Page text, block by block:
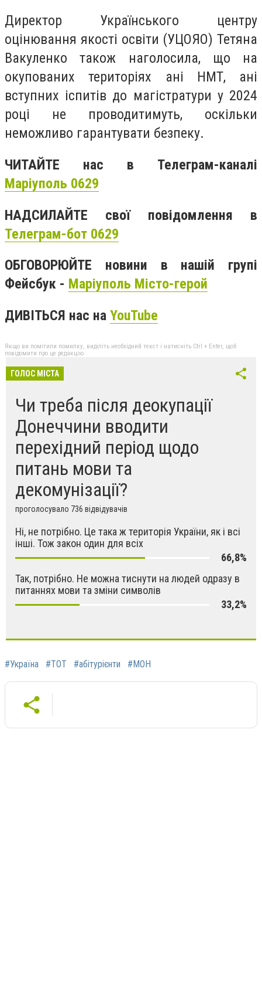
Директор Українського центру
оцінювання якості освіти (УЦОЯО) Тетяна
Вакуленко також наголосила, що на
окупованих територіях ані НМТ, ані
вступних іспитів до магістратури у 2024
році не проводитимуть, оскільки
неможливо гарантувати безпеку.
ЧИТАЙТЕ нас в Телеграм-каналі
Маріуполь 0629
НАДСИЛАЙТЕ свої повідомлення в
Телеграм-бот 0629
ОБГОВОРЮЙТЕ новини в нашій групі
Фейсбук - Маріуполь Місто-герой
ДИВІТЬСЯ нас на YouTube
Якщо ви помітили помилку, виділіть необхідний текст і натисніть Ctrl + Enter, щоб
повідомити про це редакцію
ГОЛОС МІСТА
Чи треба після деокупації
Донеччини вводити
перехідний період щодо
питань мови та
декомунізації?
проголосувало 736 відвідувачів
Ні, не потрібно. Це така ж територія України, як і всі
інші. Тож закон один для всіх
66,8%
Так, потрібно. Не можна тиснути на людей одразу в
питаннях мови та зміни символів
33,2%
#Україна #ТОТ #абітурієнти #МОН